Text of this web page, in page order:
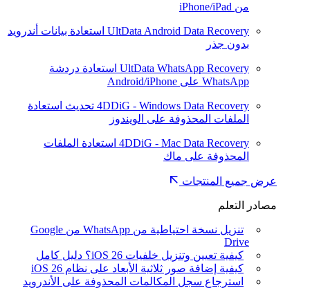
من iPhone/iPad
UltData Android Data Recovery استعادة بيانات أندرويد
بدون جذر
UltData WhatsApp Recovery استعادة دردشة
WhatsApp على Android/iPhone
4DDiG - Windows Data Recovery تحديث استعادة
الملفات المحذوفة على الويندوز
4DDiG - Mac Data Recovery استعادة الملفات
المحذوفة على ماك
عرض جميع المنتجات
مصادر التعلم
تنزيل نسخة احتياطية من WhatsApp من Google
Drive
كيفية تعيين وتنزيل خلفيات iOS 26؟ دليل كامل
كيفية إضافة صور ثلاثية الأبعاد على نظام iOS 26
استرجاع سجل المكالمات المحذوفة على الأندرويد